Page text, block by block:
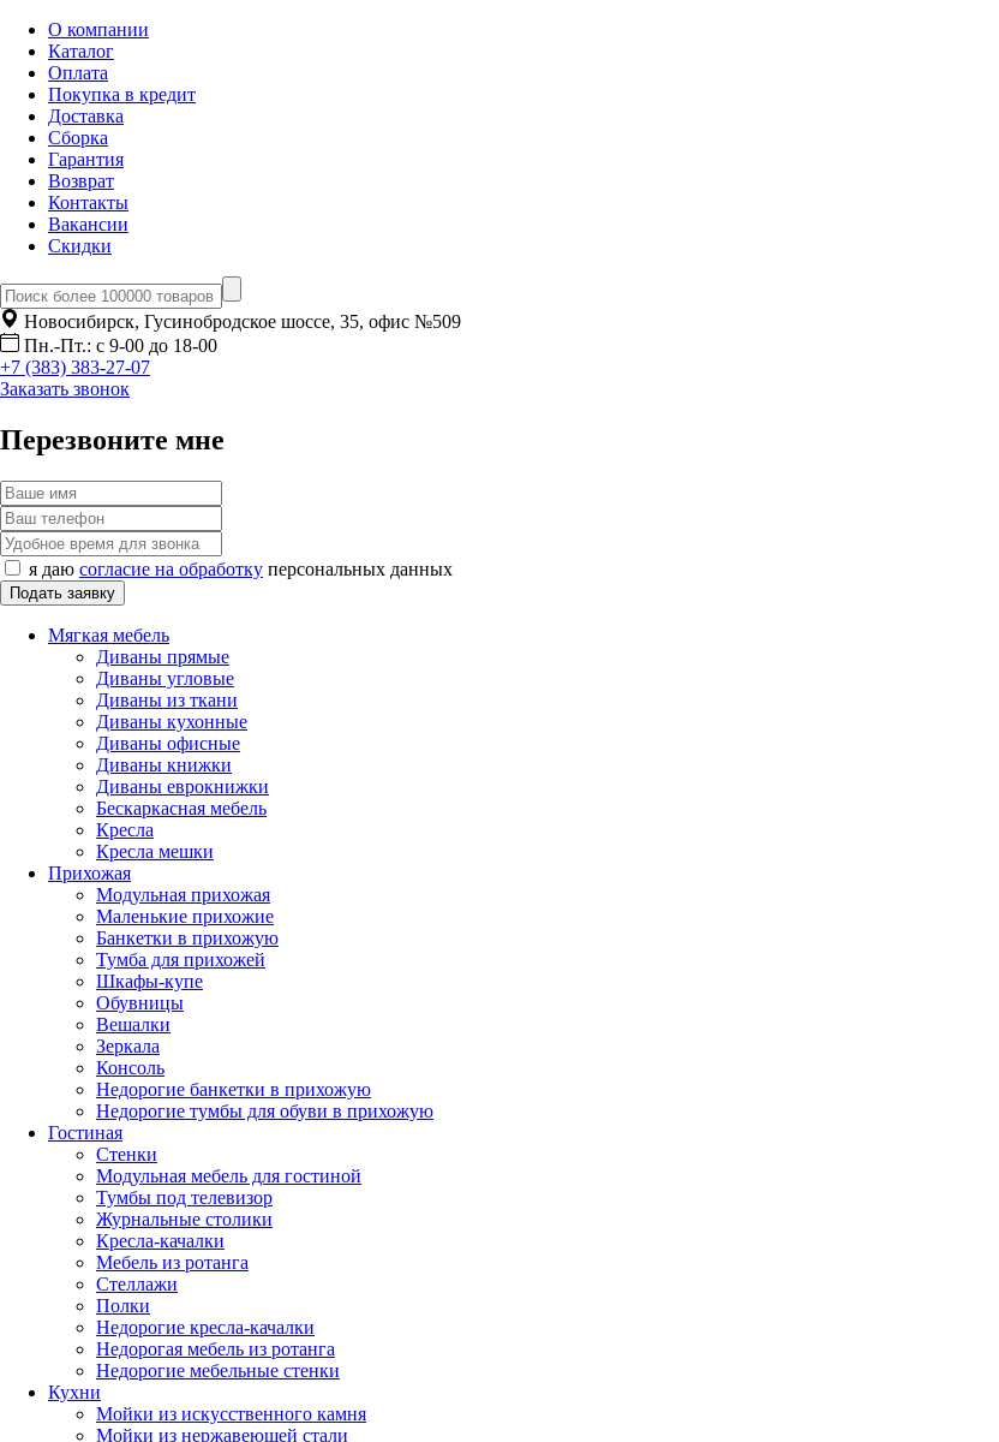
О компании
Каталог
Оплата
Покупка в кредит
Доставка
Сборка
Гарантия
Возврат
Контакты
Вакансии
Скидки
Новосибирск, Гусинобродское шоссе, 35, офис №509
Пн.-Пт.: с 9-00 до 18-00
+7 (383) 383-27-07
Заказать звонок
Перезвоните мне
я даю согласие на обработку персональных данных
Мягкая мебель
Диваны прямые
Диваны угловые
Диваны из ткани
Диваны кухонные
Диваны офисные
Диваны книжки
Диваны еврокнижки
Бескаркасная мебель
Кресла
Кресла мешки
Прихожая
Модульная прихожая
Маленькие прихожие
Банкетки в прихожую
Тумба для прихожей
Шкафы-купе
Обувницы
Вешалки
Зеркала
Консоль
Недорогие банкетки в прихожую
Недорогие тумбы для обуви в прихожую
Гостиная
Стенки
Модульная мебель для гостиной
Тумбы под телевизор
Журнальные столики
Кресла-качалки
Мебель из ротанга
Стеллажи
Полки
Недорогие кресла-качалки
Недорогая мебель из ротанга
Недорогие мебельные стенки
Кухни
Мойки из искусственного камня
Мойки из нержавеющей стали